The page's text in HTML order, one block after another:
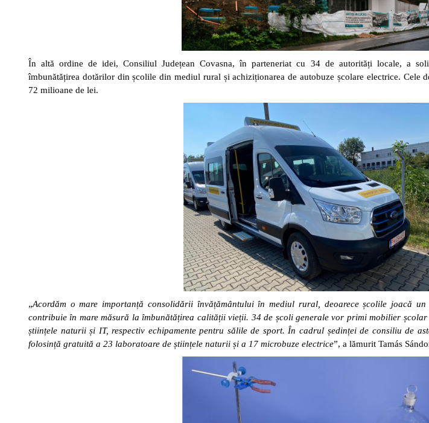
În altă ordine de idei, Consiliul Județean Covasna, în parteneriat cu 34 de autorități locale, a
îmbunătățirea dotărilor din școlile din mediul rural și achiziționarea de autobuze școlare electrice. Cele
72 milioane de lei.
„Acordăm o mare importanță consolidării învățământului în mediul rural, deoarece școlile joacă
contribuie în mare măsură la îmbunătățirea calității vieții. 34 de școli generale vor primi mobilier
științele naturii și IT, respectiv echipamente pentru sălile de sport. În cadrul ședinței de consiliu de
folosință gratuită a 23 laboratoare de științele naturii și a 17 microbuze electrice”, a lămurit Tamás